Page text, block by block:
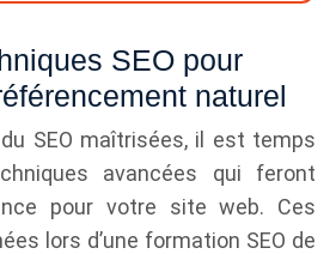
SEO pour
naturel
SEO maîtrisées, il est temps
avancées qui feront
pour votre site web. Ces
lors d’une formation SEO de